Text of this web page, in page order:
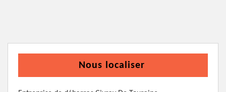
Nous localiser